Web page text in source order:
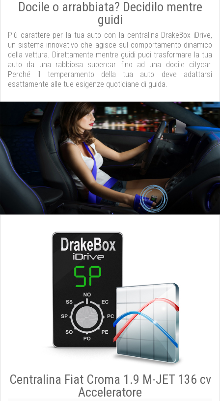
Docile o arrabbiata? Decidilo mentre
guidi
Più carattere per la tua auto con la centralina DrakeBox iDrive,
un sistema innovativo che agisce sul comportamento dinamico
della vettura. Direttamente mentre guidi puoi trasformare la tua
auto da una rabbiosa supercar fino ad una docile citycar.
Perché il temperamento della tua auto deve adattarsi
esattamente alle tue esigenze quotidiane di guida.
Centralina Fiat Croma 1.9 M-JET 136 cv
Acceleratore